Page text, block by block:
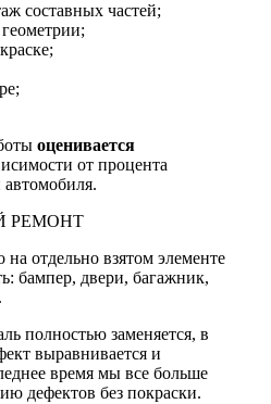
составных частей;
оценивается
от процента
РЕМОНТ
на отдельно взятом элементе
бампер, двери, багажник,
полностью заменяется, в
выравнивается и
время мы все больше
дефектов без покраски.